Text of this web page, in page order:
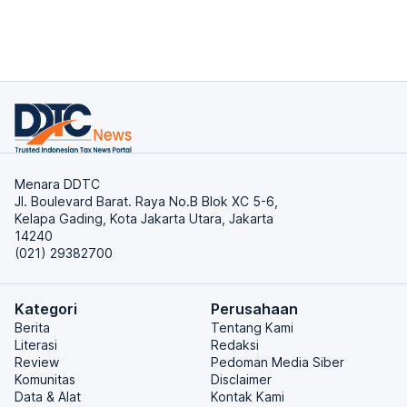
Menara DDTC
Jl. Boulevard Barat. Raya No.B Blok XC 5-6,
Kelapa Gading, Kota Jakarta Utara, Jakarta
14240
(021) 29382700
Kategori
Berita
Literasi
Review
Komunitas
Data & Alat
Perusahaan
Tentang Kami
Redaksi
Pedoman Media Siber
Disclaimer
Kontak Kami